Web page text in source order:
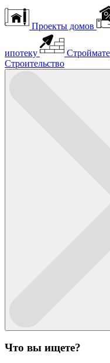
Проекты домов
ипотеку
Строительство
Что вы ищете?